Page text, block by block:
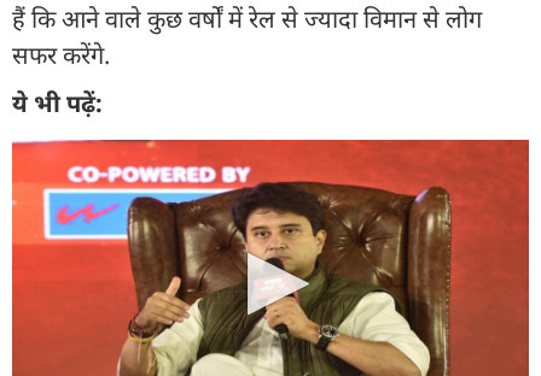
हैं कि आने वाले कुछ वर्षों में रेल से ज्यादा विमान से लोग
सफर करेंगे.
ये भी पढ़ें: